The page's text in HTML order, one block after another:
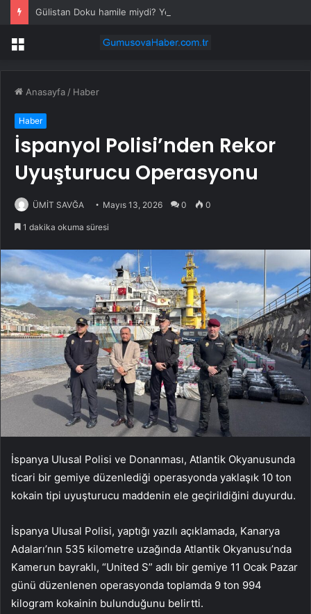
Menü
Anasayfa / Haber
Haber
İspanyol Polisi’nden Rekor
Uyuşturucu Operasyonu
ÜMİT SAVĞA Mayıs 13, 2026 0 0
1 dakika okuma süresi
İspanya Ulusal Polisi ve Donanması, Atlantik Okyanusunda
ticari bir gemiye düzenlediği operasyonda yaklaşık 10 ton
kokain tipi uyuşturucu maddenin ele geçirildiğini duyurdu.
İspanya Ulusal Polisi, yaptığı yazılı açıklamada, Kanarya
Adaları’nın 535 kilometre uzağında Atlantik Okyanusu’nda
Kamerun bayraklı, “United S” adlı bir gemiye 11 Ocak Pazar
günü düzenlenen operasyonda toplamda 9 ton 994
kilogram kokainin bulunduğunu belirtti.